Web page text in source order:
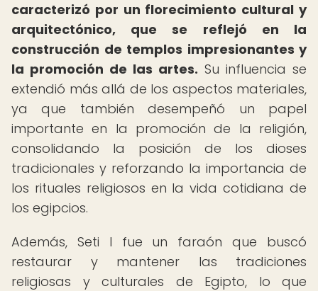
caracterizó por un florecimiento cultural y
arquitectónico, que se reflejó en la
construcción de templos impresionantes y
la promoción de las artes. Su influencia se
extendió más allá de los aspectos materiales,
ya que también desempeñó un papel
importante en la promoción de la religión,
consolidando la posición de los dioses
tradicionales y reforzando la importancia de
los rituales religiosos en la vida cotidiana de
los egipcios.
Además, Seti I fue un faraón que buscó
restaurar y mantener las tradiciones
religiosas y culturales de Egipto, lo que